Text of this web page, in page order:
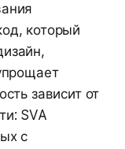
который
зависит от
SVA
с